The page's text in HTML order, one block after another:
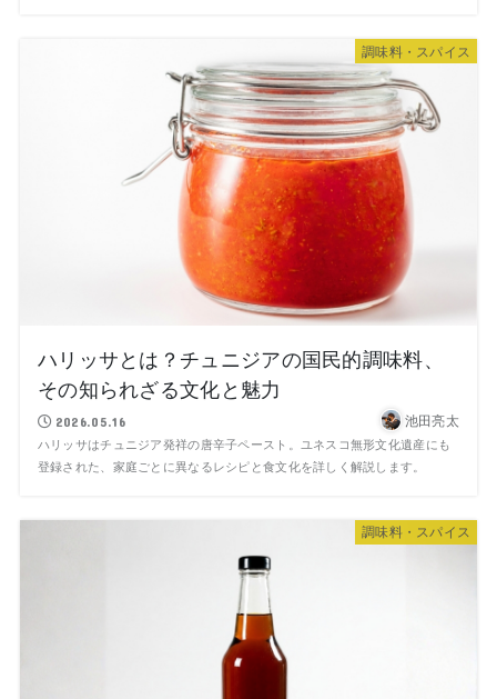
調味料・スパイス
ハリッサとは？チュニジアの国民的調味料、
その知られざる文化と魅力
2026.05.16 池田亮太
ハリッサはチュニジア発祥の唐辛子ペースト。ユネスコ無形文化遺産にも
登録された、家庭ごとに異なるレシピと食文化を詳しく解説します。
調味料・スパイス